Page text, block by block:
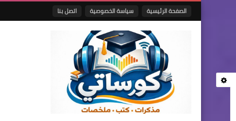
الصفحة الرئيسية سياسة الخصوصية اتصل بنا